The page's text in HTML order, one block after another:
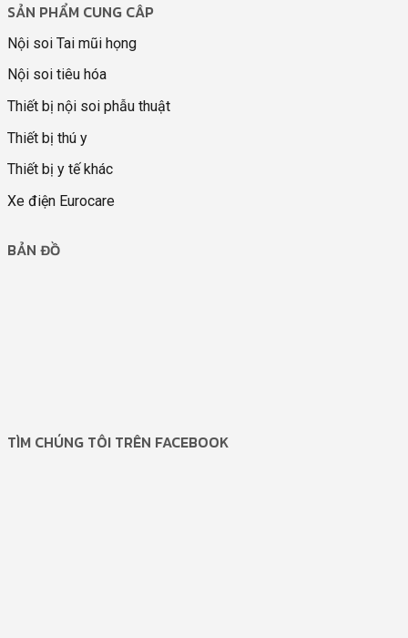
SẢN PHẨM CUNG CÂP
Nội soi Tai mũi họng
Nội soi tiêu hóa
Thiết bị nội soi phẫu thuật
Thiết bị thú y
Thiết bị y tế khác
Xe điện Eurocare
BẢN ĐỒ
TÌM CHÚNG TÔI TRÊN FACEBOOK